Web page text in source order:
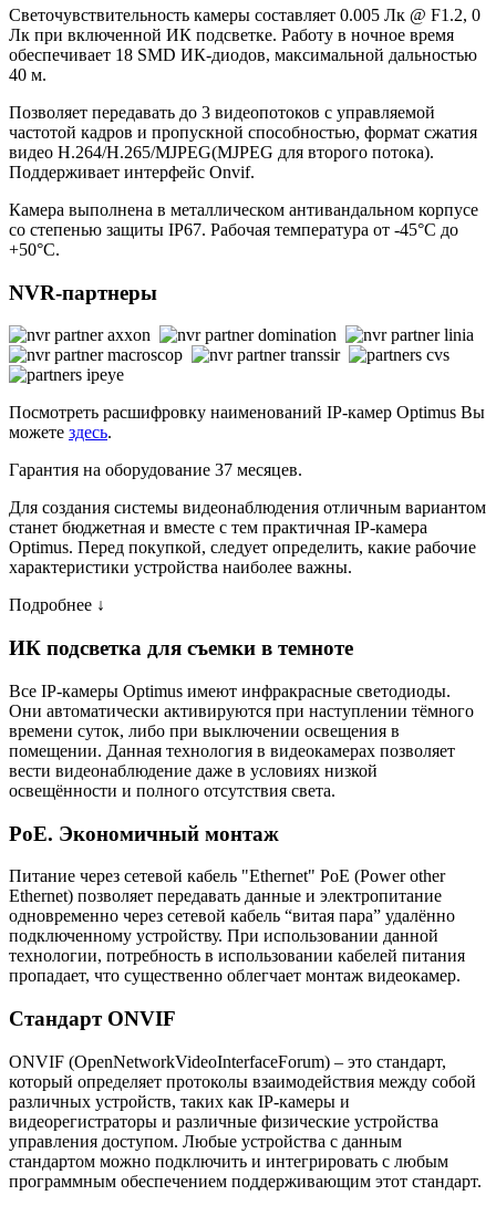
Светочувствительность камеры составляет 0.005 Лк @ F1.2, 0
Лк при включенной ИК подсветке. Работу в ночное время
обеспечивает 18 SMD ИК-диодов, максимальной дальностью
40 м.
Позволяет передавать до 3 видеопотоков с управляемой
частотой кадров и пропускной способностью, формат сжатия
видео Н.264/H.265/MJPEG(MJPEG для второго потока).
Поддерживает интерфейс Onvif.
Камера выполнена в металлическом антивандальном корпусе
со степенью защиты IP67. Рабочая температура от -45°С до
+50°С.
NVR-партнеры
Посмотреть расшифровку наименований IP-камер Optimus Вы
можете здесь.
Гарантия на оборудование 37 месяцев.
Для создания системы видеонаблюдения отличным вариантом
станет бюджетная и вместе с тем практичная IP-камера
Optimus. Перед покупкой, следует определить, какие рабочие
характеристики устройства наиболее важны.
Подробнее ↓
ИК подсветка для съемки в темноте
Все IP-камеры Optimus имеют инфракрасные светодиоды.
Они автоматически активируются при наступлении тёмного
времени суток, либо при выключении освещения в
помещении. Данная технология в видеокамерах позволяет
вести видеонаблюдение даже в условиях низкой
освещённости и полного отсутствия света.
PoE. Экономичный монтаж
Питание через сетевой кабель "Ethernet" PoE (Power other
Ethernet) позволяет передавать данные и электропитание
одновременно через сетевой кабель “витая пара” удалённо
подключенному устройству. При использовании данной
технологии, потребность в использовании кабелей питания
пропадает, что существенно облегчает монтаж видеокамер.
Стандарт ONVIF
ONVIF (OpenNetworkVideoInterfaceForum) – это стандарт,
который определяет протоколы взаимодействия между собой
различных устройств, таких как IP-камеры и
видеорегистраторы и различные физические устройства
управления доступом. Любые устройства с данным
стандартом можно подключить и интегрировать с любым
программным обеспечением поддерживающим этот стандарт.